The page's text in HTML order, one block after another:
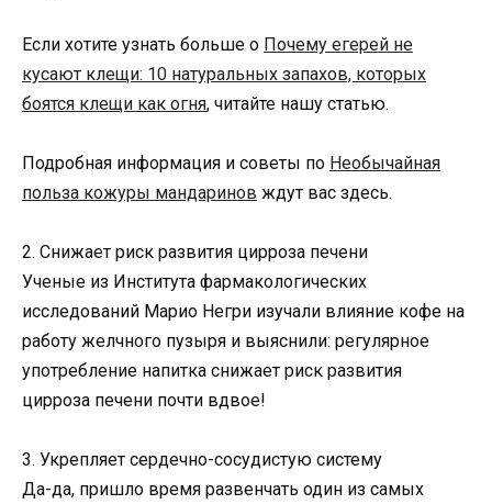
Если хотите узнать больше о Почему егерей не
кусают клещи: 10 натуральных запахов, которых
боятся клещи как огня, читайте нашу статью.
Подробная информация и советы по Необычайная
польза кожуры мандаринов ждут вас здесь.
2. Снижает риск развития цирроза печени
Ученые из Института фармакологических
исследований Марио Негри изучали влияние кофе на
работу желчного пузыря и выяснили: регулярное
употребление напитка снижает риск развития
цирроза печени почти вдвое!
3. Укрепляет сердечно-сосудистую систему
Да-да, пришло время развенчать один из самых